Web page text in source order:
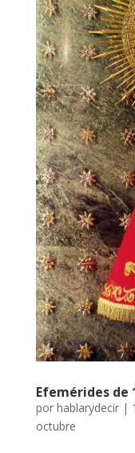
Efemérides de
por hablarydecir|
octubre